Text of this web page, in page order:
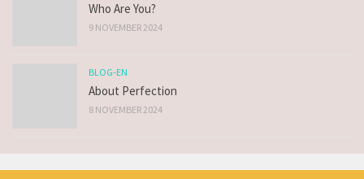
Who Are You?
9 NOVEMBER 2024
BLOG-EN
About Perfection
8 NOVEMBER 2024